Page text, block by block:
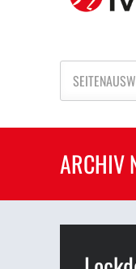
ARCHIV